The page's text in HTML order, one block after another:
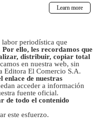
periodística que
Por ello, les recordamos que
distribuir, copiar total
en nuestra web, sin
Editora El Comercio S.A.
de nuestras
acceder a información
fuente oficial.
de todo el contenido
este esfuerzo.